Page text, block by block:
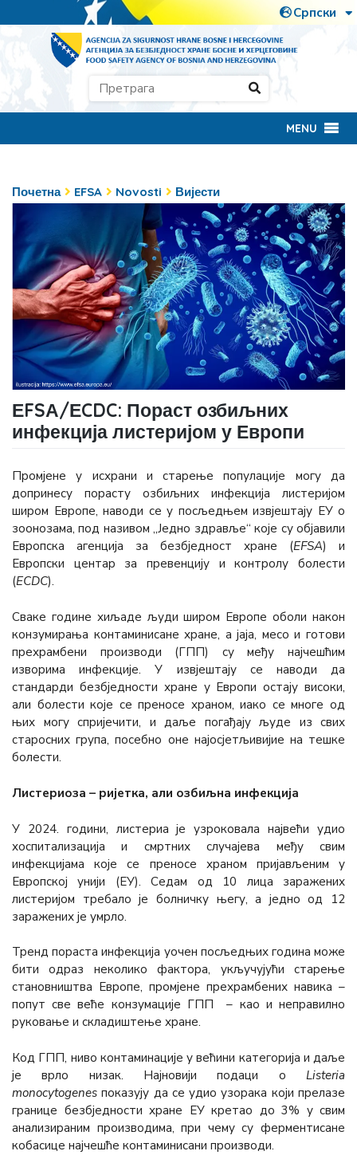
MENU
Почетна EFSA Novosti Вијести
ЕFSА/ЕCDC: Пораст озбиљних
инфекција листеријом у Европи
Промјене у исхрани и старење популације могу да
допринесу порасту озбиљних инфекција листеријом
широм Европе, наводи се у посљедњем извјештају ЕУ о
зоонозама, под називом „Једно здравље“ које су објавили
Европска агенција за безбједност хране (ЕFSА) и
Европски центар за превенцију и контролу болести
(ECDC).
Сваке године хиљаде људи широм Европе оболи након
конзумирања контаминисане хране, а јаја, месо и готови
прехрамбени производи (ГПП) су међу најчешћим
изворима инфекције. У извјештају се наводи да
стандарди безбједности хране у Европи остају високи,
али болести које се преносе храном, иако се многе од
њих могу спријечити, и даље погађају људе из свих
старосних група, посебно оне најосјетљивијие на тешке
болести.
Листериоза – ријетка, али озбиљна инфекција
У 2024. години, листериа је узроковала највећи удио
хоспитализација и смртних случајева међу свим
инфекцијама које се преносе храном пријављеним у
Европској унији (ЕУ). Седам од 10 лица заражених
листеријом требало је болничку његу, а једно од 12
заражених је умрло.
Тренд пораста инфекција уочен посљедњих година може
бити одраз неколико фактора, укључујући старење
становништва Европе, промјене прехрамбених навика –
попут све веће конзумације ГПП – као и неправилно
руковање и складиштење хране.
Код ГПП, ниво контаминације у већини категорија и даље
је врло низак. Најновији подаци о Listeria
monocytogenes показују да се удио узорака који прелазе
границе безбједности хране ЕУ кретао до 3% у свим
анализираним производима, при чему су ферментисане
кобасице најчешће контаминисани производи.